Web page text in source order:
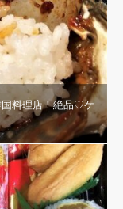
国料理店！絶品♡ケ